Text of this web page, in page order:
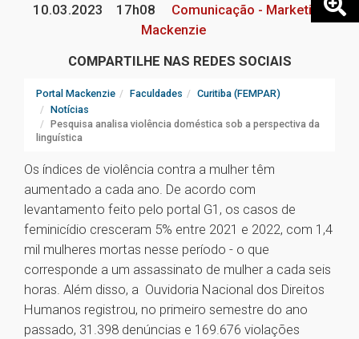
10.03.2023
17h08
Comunicação - Marketing
Mackenzie
COMPARTILHE NAS REDES SOCIAIS
Portal Mackenzie Faculdades
Curitiba (FEMPAR)
Notícias
Pesquisa analisa violência doméstica sob a perspectiva da
linguística
Os índices de violência contra a mulher têm
aumentado a cada ano. De acordo com
levantamento feito pelo portal G1, os casos de
feminicídio cresceram 5% entre 2021 e 2022, com 1,4
mil mulheres mortas nesse período - o que
corresponde a um assassinato de mulher a cada seis
horas. Além disso, a Ouvidoria Nacional dos Direitos
Humanos registrou, no primeiro semestre do ano
passado, 31.398 denúncias e 169.676 violações